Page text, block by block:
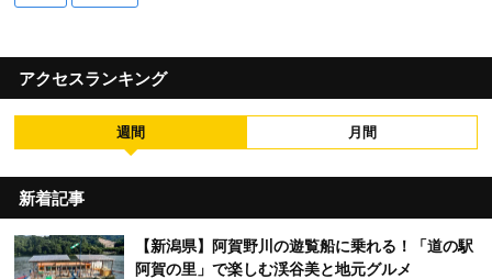
アクセスランキング
週間 月間
新着記事
【新潟県】阿賀野川の遊覧船に乗れる！「道の駅
阿賀の里」で楽しむ渓谷美と地元グルメ